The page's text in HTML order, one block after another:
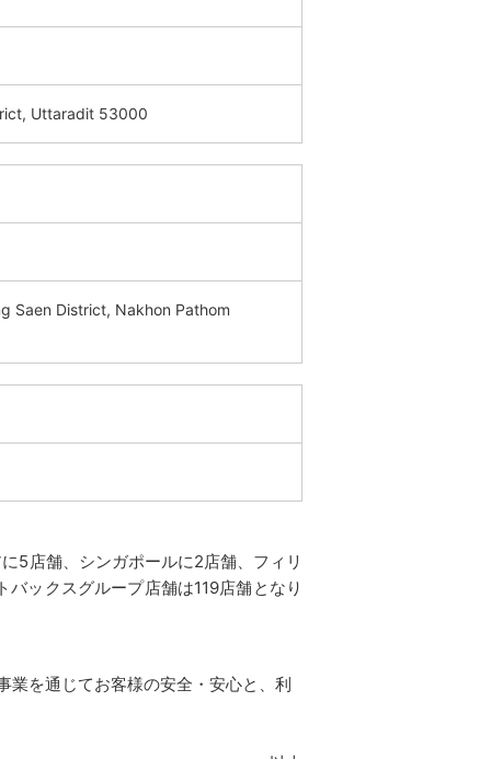
Uttaradit 53000
Saen District, Nakhon Pathom
5店舗、シンガポールに2店舗、フィリ
ックスグループ店舗は119店舗となり
を通じてお客様の安全・安心と、利